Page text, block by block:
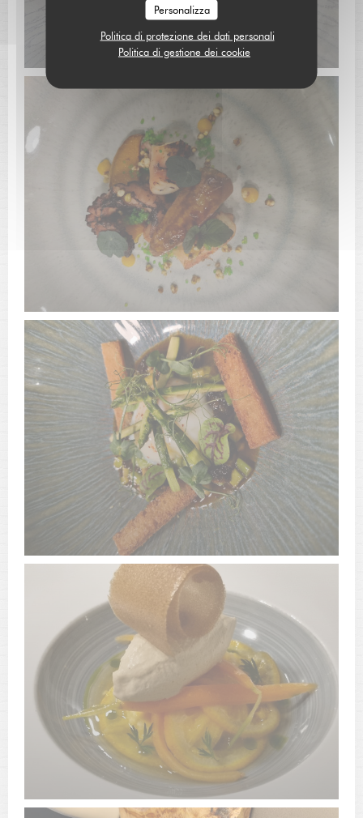
Personalizza
Politica di protezione dei dati personali
Politica di gestione dei cookie